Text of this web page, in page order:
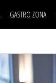
GASTRO ZONA